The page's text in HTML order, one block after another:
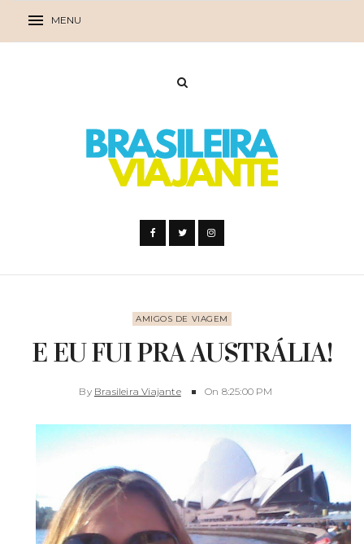
AMIGOS DE VIAGEM
E EU FUI PRA AUSTRÁLIA!
By Brasileira Viajante On 8:25:00 PM